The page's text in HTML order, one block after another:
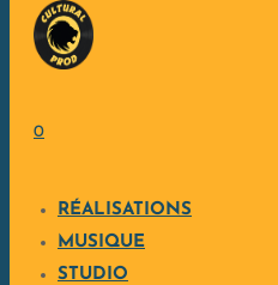
Skip to content
0
RÉALISATIONS
MUSIQUE
STUDIO
HUNGRY